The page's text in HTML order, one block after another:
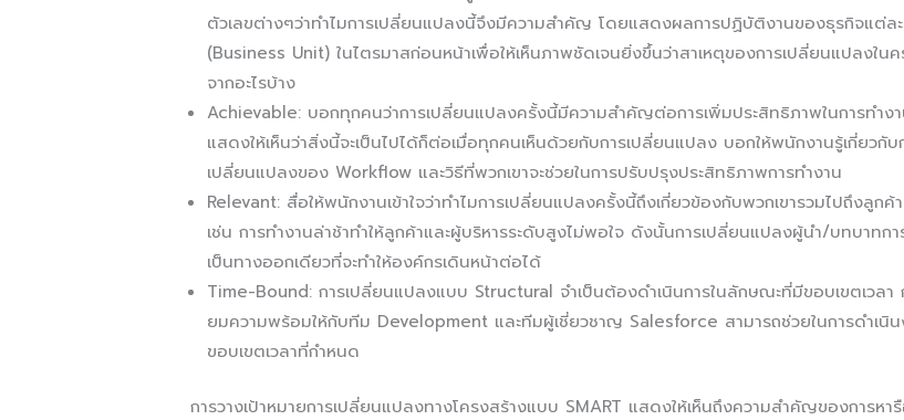
ตัวเลขต่างๆว่าทำไมการเปลี่ยนแปลงนี้จึงมีความสำคัญ โดยแสดงผลการปฏิบัติงานของธุรกิจแต่ล
(Business Unit) ในไตรมาสก่อนหน้าเพื่อให้เห็นภาพชัดเจนยิ่งขึ้นว่าสาเหตุของการเปลี่ยนแปลงในค
จากอะไรบ้าง
Achievable: บอกทุกคนว่าการเปลี่ยนแปลงครั้งนี้มีความสำคัญต่อการเพิ่มประสิทธิภาพในการทำง
แสดงให้เห็นว่าสิ่งนี้จะเป็นไปได้ก็ต่อเมื่อทุกคนเห็นด้วยกับการเปลี่ยนแปลง บอกให้พนักงานรู้เกี่ยวกับ
เปลี่ยนแปลงของ Workflow และวิธีที่พวกเขาจะช่วยในการปรับปรุงประสิทธิภาพการทำงาน
Relevant: สื่อให้พนักงานเข้าใจว่าทำไมการเปลี่ยนแปลงครั้งนี้ถึงเกี่ยวข้องกับพวกเขารวมไปถึงลูก
เช่น การทำงานล่าช้าทำให้ลูกค้าและผู้บริหารระดับสูงไม่พอใจ ดังนั้นการเปลี่ยนแปลงผู้นำ/บทบาทกา
เป็นทางออกเดียวที่จะทำให้องค์กรเดินหน้าต่อได้
Time-Bound: การเปลี่ยนแปลงแบบ Structural จำเป็นต้องดำเนินการในลักษณะที่มีขอบเขตเวลา
ยมความพร้อมให้กับทีม Development และทีมผู้เชี่ยวชาญ Salesforce สามารถช่วยในการดำเนิน
ขอบเขตเวลาที่กำหนด
การวางเป้าหมายการเปลี่ยนแปลงทางโครงสร้างแบบ SMART แสดงให้เห็นถึงความสำคัญของการหา